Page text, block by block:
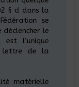
§ d dans la
se
déclencher le
est l’unique
lettre de la
matérielle